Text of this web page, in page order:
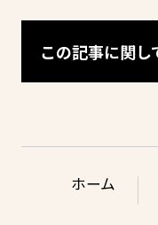
この記事に関
ホーム